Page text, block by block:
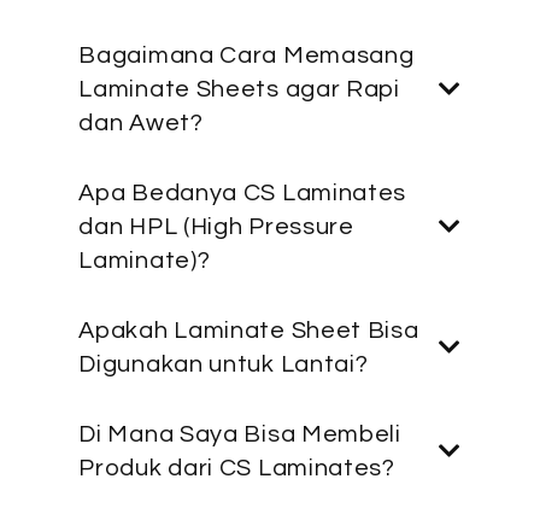
Bagaimana Cara Memasang
Laminate Sheets agar Rapi
dan Awet?
Apa Bedanya CS Laminates
dan HPL (High Pressure
Laminate)?
Apakah Laminate Sheet Bisa
Digunakan untuk Lantai?
Di Mana Saya Bisa Membeli
Produk dari CS Laminates?